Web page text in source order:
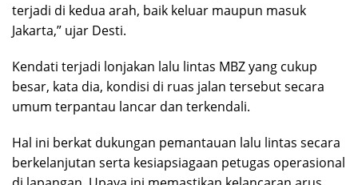
terjadi di kedua arah, baik keluar maupun masuk
Jakarta,” ujar Desti.
Kendati terjadi lonjakan lalu lintas MBZ yang cukup
besar, kata dia, kondisi di ruas jalan tersebut secara
umum terpantau lancar dan terkendali.
Hal ini berkat dukungan pemantauan lalu lintas secara
berkelanjutan serta kesiapsiagaan petugas operasional